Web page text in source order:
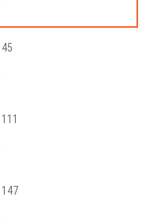
45
111
147